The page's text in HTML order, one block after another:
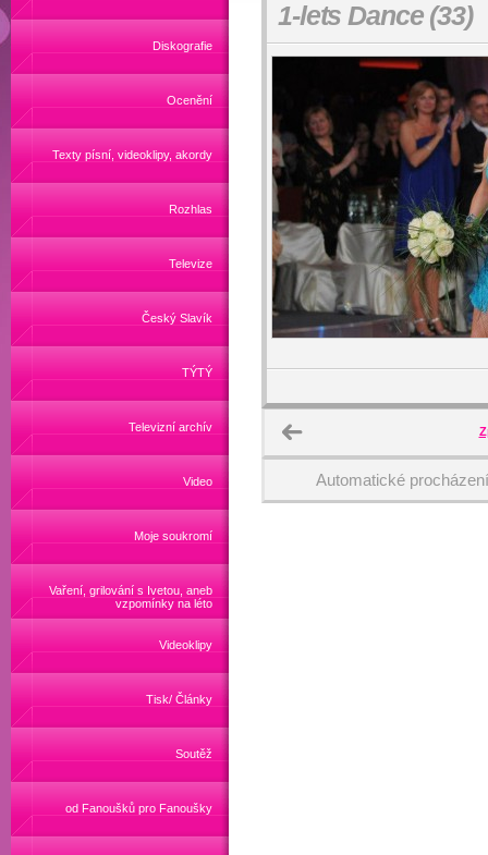
Diskografie
Ocenění
Texty písní, videoklipy, akordy
Rozhlas
Televize
Český Slavík
TÝTÝ
Televizní archív
Video
Moje soukromí
Vaření, grilování s Ivetou, aneb
vzpomínky na léto
Videoklipy
Tisk/ Články
Soutěž
od Fanoušků pro Fanoušky
1-lets Dance (33)
Automatické